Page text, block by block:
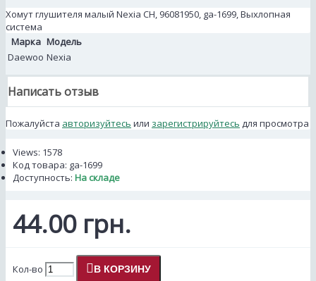
Хомут глушителя малый Nexia СН, 96081950, ga-1699, Выхлопная
система
Марка Модель
Daewoo Nexia
Написать отзыв
Пожалуйста авторизуйтесь или зарегистрируйтесь для просмотра
Views: 1578
Код товара: ga-1699
Доступность: На складе
44.00 грн.
Кол-во В КОРЗИНУ